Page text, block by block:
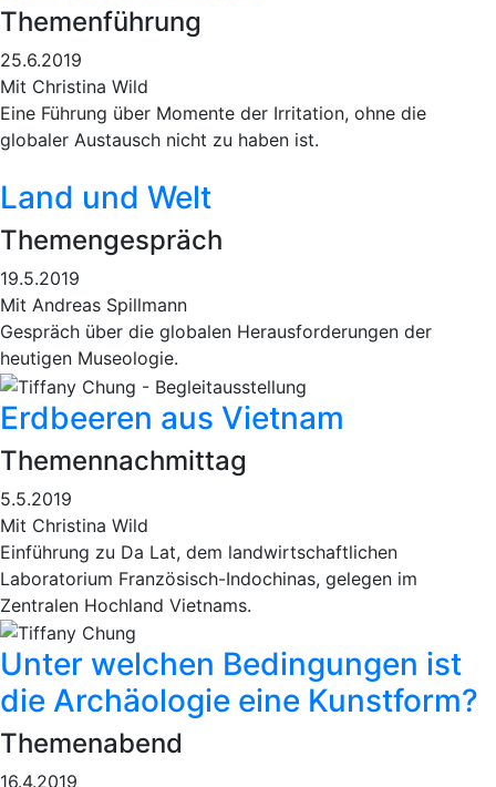
Themenführung
25.6.2019
Mit Christina Wild
Eine Führung über Momente der Irritation, ohne die
globaler Austausch nicht zu haben ist.
Land und Welt
Themengespräch
19.5.2019
Mit Andreas Spillmann
Gespräch über die globalen Herausforderungen der
heutigen Museologie.
Erdbeeren aus Vietnam
Themennachmittag
5.5.2019
Mit Christina Wild
Einführung zu Da Lat, dem landwirtschaftlichen
Laboratorium Französisch-Indochinas, gelegen im
Zentralen Hochland Vietnams.
Unter welchen Bedingungen ist
die Archäologie eine Kunstform?
Themenabend
16.4.2019